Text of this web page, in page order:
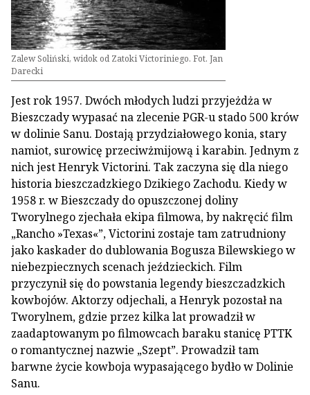
Zalew Soliński, widok od Zatoki Victoriniego. Fot. Jan
Darecki
Jest rok 1957. Dwóch młodych ludzi przyjeżdża w
Bieszczady wypasać na zlecenie PGR-u stado 500 krów
w dolinie Sanu. Dostają przydziałowego konia, stary
namiot, surowicę przeciwżmijową i karabin. Jednym z
nich jest Henryk Victorini. Tak zaczyna się dla niego
historia bieszczadzkiego Dzikiego Zachodu. Kiedy w
1958 r. w Bieszczady do opuszczonej doliny
Tworylnego zjechała ekipa filmowa, by nakręcić film
„Rancho »Texas«”, Victorini zostaje tam zatrudniony
jako kaskader do dublowania Bogusza Bilewskiego w
niebezpiecznych scenach jeździeckich. Film
przyczynił się do powstania legendy bieszczadzkich
kowbojów. Aktorzy odjechali, a Henryk pozostał na
Tworylnem, gdzie przez kilka lat prowadził w
zaadaptowanym po filmowcach baraku stanicę PTTK
o romantycznej nazwie „Szept”. Prowadził tam
barwne życie kowboja wypasającego bydło w Dolinie
Sanu.